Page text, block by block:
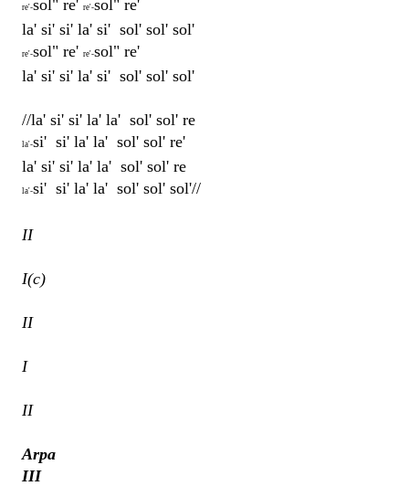
re'-sol" re' re'-sol" re'
la' si' si' la' si' sol' sol' sol'
re'-sol" re' re'-sol" re'
la' si' si' la' si' sol' sol' sol'
//la' si' si' la' la' sol' sol' re
la'-si' si' la' la' sol' sol' re'
la' si' si' la' la' sol' sol' re
la'-si' si' la' la' sol' sol' sol'//
II
I(c)
II
I
II
Arpa
III